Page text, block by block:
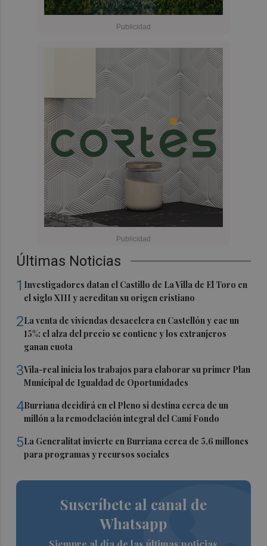
Últimas Noticias
1 Investigadores datan el Castillo de La Villa de El Toro en
el siglo XIII y acreditan su origen cristiano
2La venta de viviendas desacelera en Castellón y cae un
15%: el alza del precio se contiene y los extranjeros
ganan cuota
3Vila-real inicia los trabajos para elaborar su primer Plan
Municipal de Igualdad de Oportunidades
4Burriana decidirá en el Pleno si destina cerca de un
millón a la remodelación integral del Camí Fondo
5La Generalitat invierte en Burriana cerca de 5,6 millones
para programas y recursos sociales
Suscríbete al canal de
Whatsapp